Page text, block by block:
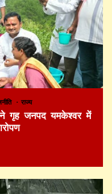
राज्य
गृह जनपद यमकेश्वर में